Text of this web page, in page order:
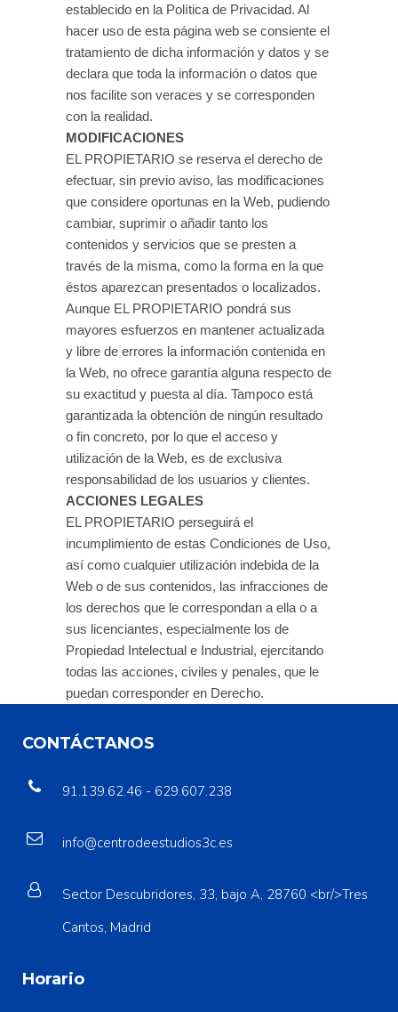
establecido en la Política de Privacidad. Al
hacer uso de esta página web se consiente el
tratamiento de dicha información y datos y se
declara que toda la información o datos que
nos facilite son veraces y se corresponden
con la realidad.
MODIFICACIONES
EL PROPIETARIO se reserva el derecho de
efectuar, sin previo aviso, las modificaciones
que considere oportunas en la Web, pudiendo
cambiar, suprimir o añadir tanto los
contenidos y servicios que se presten a
través de la misma, como la forma en la que
éstos aparezcan presentados o localizados.
Aunque EL PROPIETARIO pondrá sus
mayores esfuerzos en mantener actualizada
y libre de errores la información contenida en
la Web, no ofrece garantía alguna respecto de
su exactitud y puesta al día. Tampoco está
garantizada la obtención de ningún resultado
o fin concreto, por lo que el acceso y
utilización de la Web, es de exclusiva
responsabilidad de los usuarios y clientes.
ACCIONES LEGALES
EL PROPIETARIO perseguirá el
incumplimiento de estas Condiciones de Uso,
así como cualquier utilización indebida de la
Web o de sus contenidos, las infracciones de
los derechos que le correspondan a ella o a
sus licenciantes, especialmente los de
Propiedad Intelectual e Industrial, ejercitando
todas las acciones, civiles y penales, que le
puedan corresponder en Derecho.
CONTÁCTANOS
91.139.62.46 - 629.607.238
info@centrodeestudios3c.es
Sector Descubridores, 33, bajo A, 28760 <br/>Tres
Cantos, Madrid
Horario